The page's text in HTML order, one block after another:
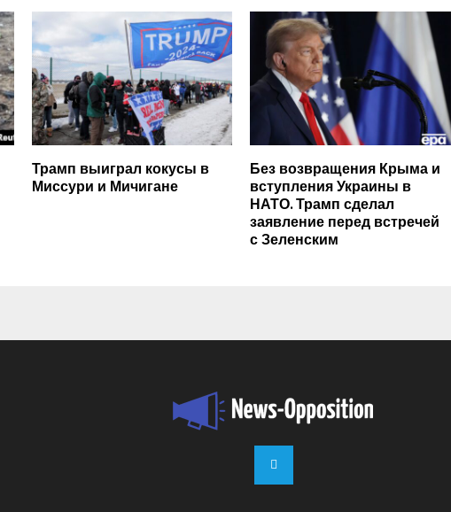
Трамп выиграл кокусы в
Миссури и Мичигане
Без возвращения Крыма и
вступления Украины в
НАТО. Трамп сделал
заявление перед встречей
с Зеленским